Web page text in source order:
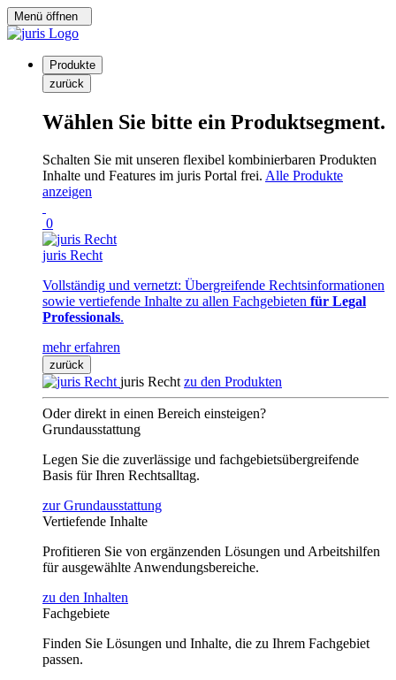
Menü öffnen
Produkte
zurück
Wählen Sie bitte ein Produktsegment.
Schalten Sie mit unseren flexibel kombinierbaren Produkten
Inhalte und Features im juris Portal frei. Alle Produkte
anzeigen
0
juris Recht
Vollständig und vernetzt: Übergreifende Rechtsinformationen
sowie vertiefende Inhalte zu allen Fachgebieten für Legal
Professionals.
mehr erfahren
zurück
juris Recht zu den Produkten
Oder direkt in einen Bereich einsteigen?
Grundausstattung
Legen Sie die zuverlässige und fachgebietsübergreifende
Basis für Ihren Rechtsalltag.
zur Grundausstattung
Vertiefende Inhalte
Profitieren Sie von ergänzenden Lösungen und Arbeitshilfen
für ausgewählte Anwendungsbereiche.
zu den Inhalten
Fachgebiete
Finden Sie Lösungen und Inhalte, die zu Ihrem Fachgebiet
passen.